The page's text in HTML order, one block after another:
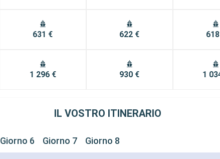
631 €
1 296 €
622 €
930 € 1
IL VOSTRO ITINERARIO
Giorno 6 Giorno 7 Giorno 8